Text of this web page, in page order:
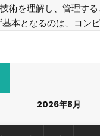
術を理解し、管理す
基本となるのは、コン
2026年8月